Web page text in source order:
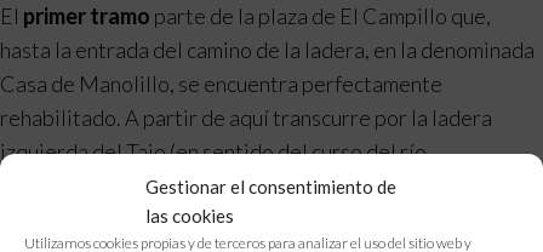
Gestionar el consentimiento de
las cookies
Utilizamos cookies propias y de terceros para analizar el uso del sitio web y
El primer tramo parte de la plaza de El Campillo que,
hasta la entrada del camino de la ladera, en la denominada
Casa de Manolillo, se encuentra perfectamente
rehabilitado. A partir de aquí transcurre por la ladera
izquierda del Tajo (en sentido del curso del río
Guadalevín), por un sendero que fue construido –pues ya
aparece en los planos de entonces– para el acopio de